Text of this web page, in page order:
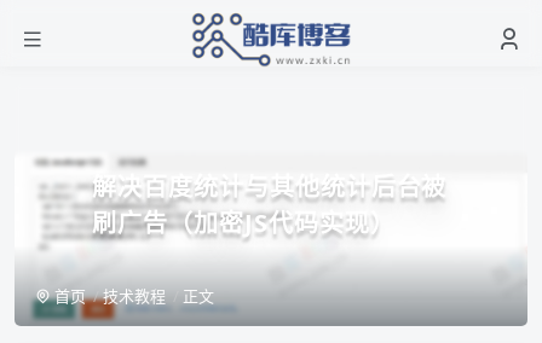
解决百度统计与其他统计后台被
刷广告（加密JS代码实现）
首页 技术教程 正文